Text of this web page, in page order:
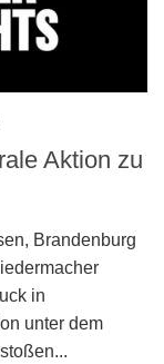
Aktion zu
Brandenburg
in
unter dem